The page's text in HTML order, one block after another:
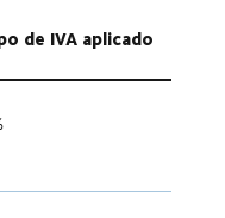
de IVA aplicado